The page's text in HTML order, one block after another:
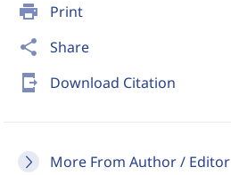
print Print
share Share
send_to_mobile Download Citation
More From Author / Editor